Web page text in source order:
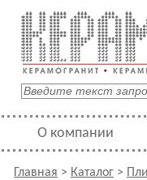
О компании
Главная > Каталог >